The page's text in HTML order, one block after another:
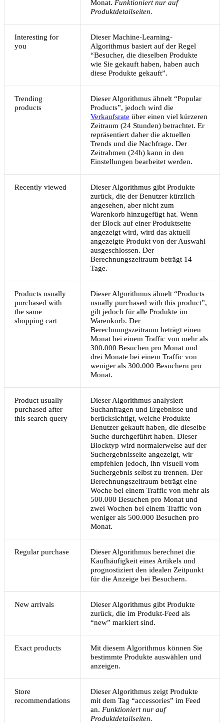
Monat. Funktioniert nur auf
Produktdetailseiten.
Interesting for
you
Dieser Machine-Learning-
Algorithmus basiert auf der Regel
“Besucher, die dieselben Produkte
wie Sie gekauft haben, haben auch
diese Produkte gekauft”.
Trending
products
Dieser Algorithmus ähnelt “Popular
Products”, jedoch wird die
Verkaufsrate über einen viel kürzeren
Zeitraum (24 Stunden) betrachtet. Er
repräsentiert daher die aktuellen
Trends und die Nachfrage. Der
Zeitrahmen (24h) kann in den
Einstellungen bearbeitet werden.
Recently viewed
Dieser Algorithmus gibt Produkte
zurück, die der Benutzer kürzlich
angesehen, aber nicht zum
Warenkorb hinzugefügt hat. Wenn
der Block auf einer Produktseite
angezeigt wird, wird das aktuell
angezeigte Produkt von der Auswahl
ausgeschlossen. Der
Berechnungszeitraum beträgt 14
Tage.
Products usually
purchased with
the same
shopping cart
Dieser Algorithmus ähnelt “Products
usually purchased with this product”,
gilt jedoch für alle Produkte im
Warenkorb. Der
Berechnungszeitraum beträgt einen
Monat bei einem Traffic von mehr als
300.000 Besuchen pro Monat und
drei Monate bei einem Traffic von
weniger als 300.000 Besuchern pro
Monat.
Product usually
purchased after
this search query
Dieser Algorithmus analysiert
Suchanfragen und Ergebnisse und
berücksichtigt, welche Produkte
Benutzer gekauft haben, die dieselbe
Suche durchgeführt haben. Dieser
Blocktyp wird normalerweise auf der
Suchergebnisseite angezeigt, wir
empfehlen jedoch, ihn visuell vom
Suchergebnis selbst zu trennen. Der
Berechnungszeitraum beträgt eine
Woche bei einem Traffic von mehr als
500.000 Besuchen pro Monat und
zwei Wochen bei einem Traffic von
weniger als 500.000 Besuchen pro
Monat.
Regular purchase
Dieser Algorithmus berechnet die
Kaufhäufigkeit eines Artikels und
prognostiziert den idealen Zeitpunkt
für die Anzeige bei Besuchern.
New arrivals
Dieser Algorithmus gibt Produkte
zurück, die im Produkt-Feed als
“new” markiert sind.
Exact products
Mit diesem Algorithmus können Sie
bestimmte Produkte auswählen und
anzeigen.
Store
recommendations
Dieser Algorithmus zeigt Produkte
mit dem Tag “accessories” im Feed
an. Funktioniert nur auf
Produktdetailseiten.